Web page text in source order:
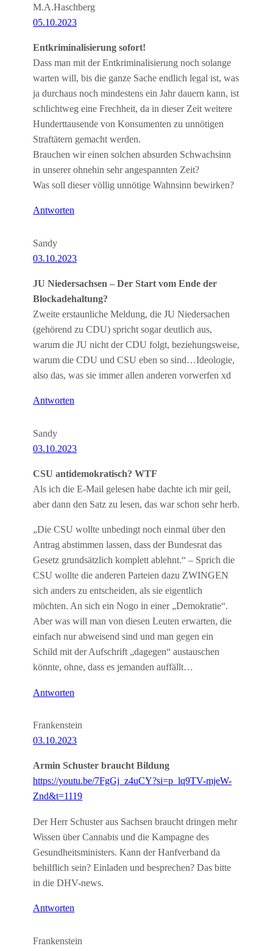
M.A.Haschberg
05.10.2023
Entkriminalisierung sofort!
Dass man mit der Entkriminalisierung noch solange
warten will, bis die ganze Sache endlich legal ist, was
ja durchaus noch mindestens ein Jahr dauern kann, ist
schlichtweg eine Frechheit, da in dieser Zeit weitere
Hunderttausende von Konsumenten zu unnötigen
Straftätern gemacht werden.
Brauchen wir einen solchen absurden Schwachsinn
in unserer ohnehin sehr angespannten Zeit?
Was soll dieser völlig unnötige Wahnsinn bewirken?
Antworten
Sandy
03.10.2023
JU Niedersachsen – Der Start vom Ende der
Blockadehaltung?
Zweite erstaunliche Meldung, die JU Niedersachen
(gehörend zu CDU) spricht sogar deutlich aus,
warum die JU nicht der CDU folgt, beziehungsweise,
warum die CDU und CSU eben so sind…Ideologie,
also das, was sie immer allen anderen vorwerfen xd
Antworten
Sandy
03.10.2023
CSU antidemokratisch? WTF
Als ich die E-Mail gelesen habe dachte ich mir geil,
aber dann den Satz zu lesen, das war schon sehr herb.
„Die CSU wollte unbedingt noch einmal über den
Antrag abstimmen lassen, dass der Bundesrat das
Gesetz grundsätzlich komplett ablehnt.“ – Sprich die
CSU wollte die anderen Parteien dazu ZWINGEN
sich anders zu entscheiden, als sie eigentlich
möchten. An sich ein Nogo in einer „Demokratie“.
Aber was will man von diesen Leuten erwarten, die
einfach nur abweisend sind und man gegen ein
Schild mit der Aufschrift „dagegen“ austauschen
könnte, ohne, dass es jemanden auffällt…
Antworten
Frankenstein
03.10.2023
Armin Schuster braucht Bildung
https://youtu.be/7FgGj_z4uCY?si=p_lq9TV-mjeW-
Znd&t=1119
Der Herr Schuster aus Sachsen braucht dringen mehr
Wissen über Cannabis und die Kampagne des
Gesundheitsministers. Kann der Hanfverband da
behilflich sein? Einladen und besprechen? Das bitte
in die DHV-news.
Antworten
Frankenstein